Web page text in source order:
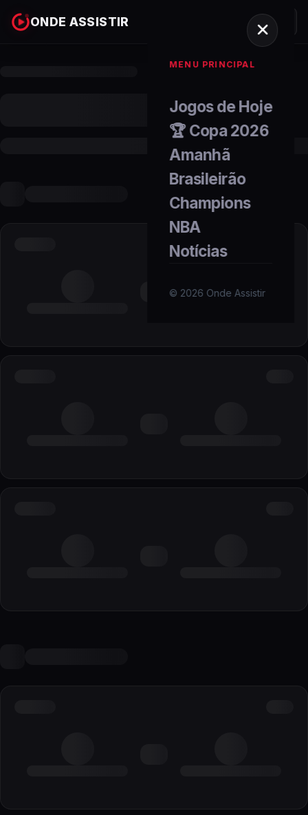
ONDE ASSISTIR
MENU PRINCIPAL
Jogos de Hoje
🏆 Copa 2026
Amanhã
Brasileirão
Champions
NBA
Notícias
© 2026 Onde Assistir